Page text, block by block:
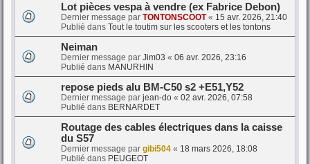
Lot pièces vespa à vendre (ex Fabrice Debon)
Dernier message par TONTONSCOOT« 15 avr. 2026, 21:40
Publié dans Tout le toutim sur les scooters et les tontons
Neiman
Dernier message par Jim03 « 06 avr. 2026, 23:16
Publié dans MANURHIN
repose pieds alu BM-C50 s2 +E51,Y52
Dernier message par jean-do « 02 avr. 2026, 07:58
Publié dans BERNARDET
Routage des cables électriques dans la caisse
du S57
Dernier message par gibi504 « 18 mars 2026, 18:08
Publié dans PEUGEOT